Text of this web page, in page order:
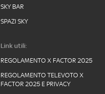
SKY BAR
SPAZI SKY
Link utili:
REGOLAMENTO X FACTOR 2025
REGOLAMENTO TELEVOTO X
FACTOR 2025 E PRIVACY